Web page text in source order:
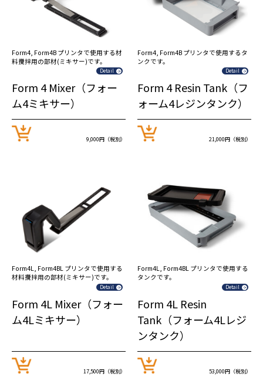
Form4, Form4B プリンタで使用する材
料攪拌用の部材(ミキサー)です。
Detail
Form 4 Mixer（フォー
ム4ミキサー）
9,000円（税別）
Form4, Form4B プリンタで使用するタ
ンクです。
Detail
Form 4 Resin Tank（フ
ォーム4レジンタンク）
21,000円（税別）
Form4L, Form4BL プリンタで使用する
材料攪拌用の部材(ミキサー)です。
Detail
Form 4L Mixer（フォー
ム4Lミキサー）
17,500円（税別）
Form4L, Form4BL プリンタで使用する
タンクです。
Detail
Form 4L Resin
Tank（フォーム4Lレジ
ンタンク）
53,000円（税別）